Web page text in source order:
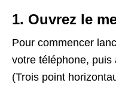
1. Ouvrez le
Pour commencer
votre téléphone, puis
(Trois point